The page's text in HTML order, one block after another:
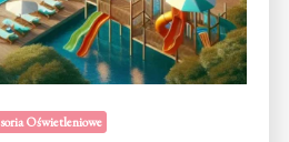
Oświetleniowe